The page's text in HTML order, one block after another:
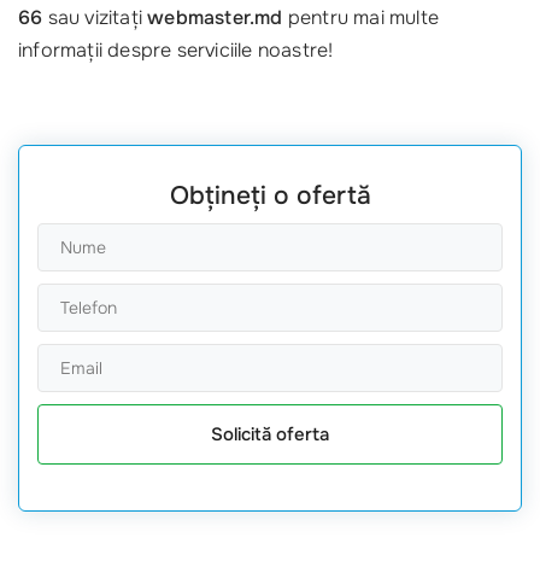
66 sau vizitațiwebmaster.md pentru mai multe
informații despre serviciile noastre!
Obțineți o ofertă
Solicită oferta